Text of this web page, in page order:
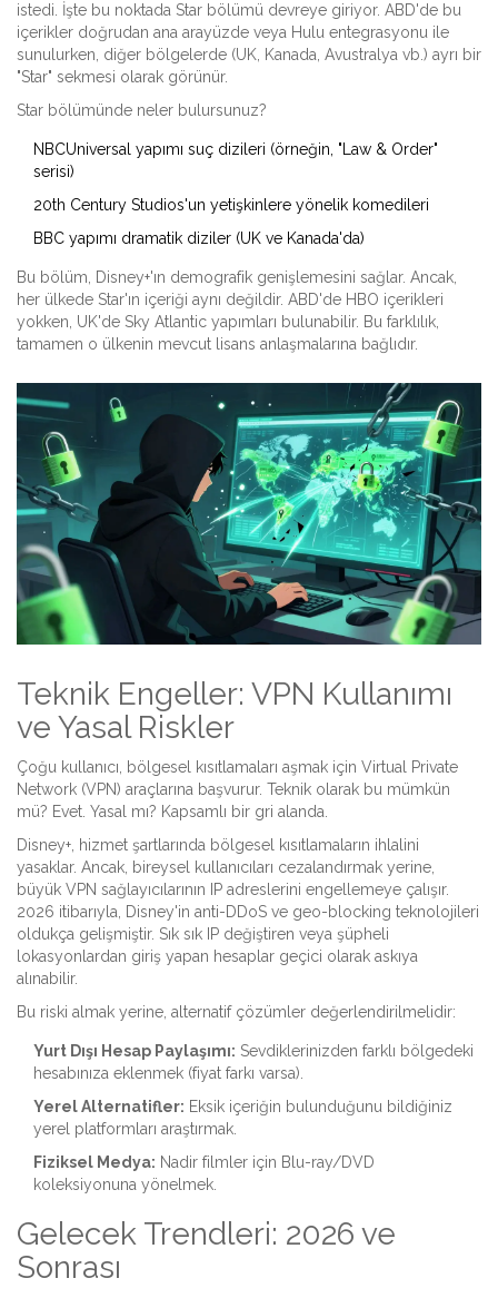
istedi. İşte bu noktada Star bölümü devreye giriyor. ABD'de bu
içerikler doğrudan ana arayüzde veya Hulu entegrasyonu ile
sunulurken, diğer bölgelerde (UK, Kanada, Avustralya vb.) ayrı bir
"Star" sekmesi olarak görünür.
Star bölümünde neler bulursunuz?
NBCUniversal yapımı suç dizileri (örneğin, "Law & Order"
serisi)
20th Century Studios'un yetişkinlere yönelik komedileri
BBC yapımı dramatik diziler (UK ve Kanada'da)
Bu bölüm, Disney+'ın demografik genişlemesini sağlar. Ancak,
her ülkede Star'ın içeriği aynı değildir. ABD'de HBO içerikleri
yokken, UK'de Sky Atlantic yapımları bulunabilir. Bu farklılık,
tamamen o ülkenin mevcut lisans anlaşmalarına bağlıdır.
Teknik Engeller: VPN Kullanımı
ve Yasal Riskler
Çoğu kullanıcı, bölgesel kısıtlamaları aşmak için Virtual Private
Network (VPN) araçlarına başvurur. Teknik olarak bu mümkün
mü? Evet. Yasal mı? Kapsamlı bir gri alanda.
Disney+, hizmet şartlarında bölgesel kısıtlamaların ihlalini
yasaklar. Ancak, bireysel kullanıcıları cezalandırmak yerine,
büyük VPN sağlayıcılarının IP adreslerini engellemeye çalışır.
2026 itibarıyla, Disney'in anti-DDoS ve geo-blocking teknolojileri
oldukça gelişmiştir. Sık sık IP değiştiren veya şüpheli
lokasyonlardan giriş yapan hesaplar geçici olarak askıya
alınabilir.
Bu riski almak yerine, alternatif çözümler değerlendirilmelidir:
Yurt Dışı Hesap Paylaşımı: Sevdiklerinizden farklı bölgedeki
hesabınıza eklenmek (fiyat farkı varsa).
Yerel Alternatifler: Eksik içeriğin bulunduğunu bildiğiniz
yerel platformları araştırmak.
Fiziksel Medya: Nadir filmler için Blu-ray/DVD
koleksiyonuna yönelmek.
Gelecek Trendleri: 2026 ve
Sonrası